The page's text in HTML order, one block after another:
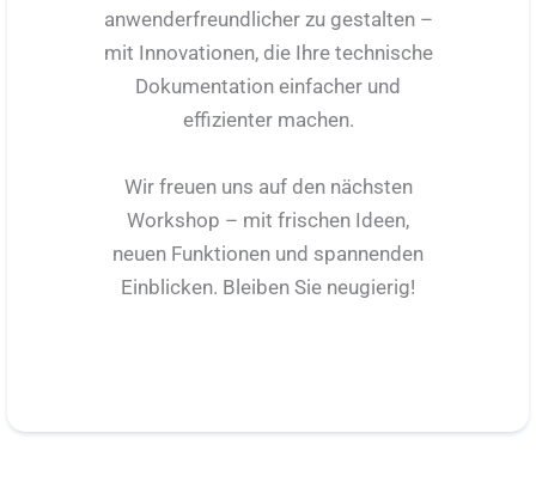
anwenderfreundlicher zu gestalten –
mit Innovationen, die Ihre technische
Dokumentation einfacher und
effizienter machen.
Wir freuen uns auf den nächsten
Workshop – mit frischen Ideen,
neuen Funktionen und spannenden
Einblicken. Bleiben Sie neugierig!